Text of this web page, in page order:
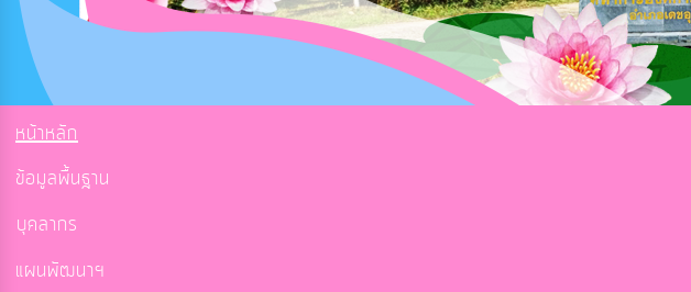
หน้าหลัก
ข้อมูลพื้นฐาน
บุคลากร
แผนพัฒนาฯ